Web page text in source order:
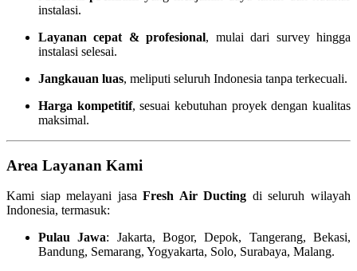
instalasi.
Layanan cepat & profesional, mulai dari survey hingga
instalasi selesai.
Jangkauan luas, meliputi seluruh Indonesia tanpa terkecuali.
Harga kompetitif, sesuai kebutuhan proyek dengan kualitas
maksimal.
Area Layanan Kami
Kami siap melayani jasaFresh Air Ducting di seluruh wilayah
Indonesia, termasuk:
Pulau Jawa: Jakarta, Bogor, Depok, Tangerang, Bekasi,
Bandung, Semarang, Yogyakarta, Solo, Surabaya, Malang.